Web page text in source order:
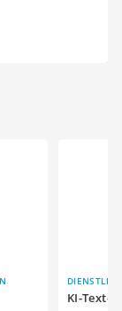
KI-Text-